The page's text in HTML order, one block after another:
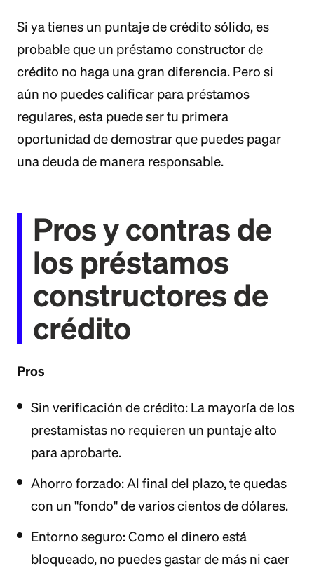
Si ya tienes un puntaje de crédito sólido, es
probable que un préstamo constructor de
crédito no haga una gran diferencia. Pero si
aún no puedes calificar para préstamos
regulares, esta puede ser tu primera
oportunidad de demostrar que puedes pagar
una deuda de manera responsable.
Pros y contras de
los préstamos
constructores de
crédito
Pros
Sin verificación de crédito: La mayoría de los
prestamistas no requieren un puntaje alto
para aprobarte.
Ahorro forzado: Al final del plazo, te quedas
con un "fondo" de varios cientos de dólares.
Entorno seguro: Como el dinero está
bloqueado, no puedes gastar de más ni caer